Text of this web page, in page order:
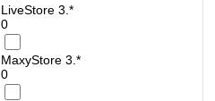
LiveStore 3.*
0
MaxyStore 3.*
0